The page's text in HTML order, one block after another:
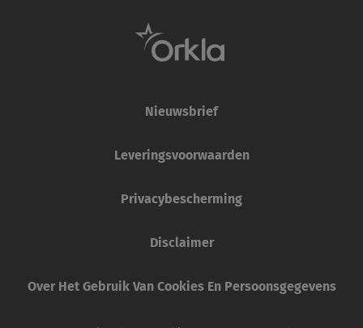
Nieuwsbrief
Leveringsvoorwaarden
Privacybescherming
Disclaimer
Over Het Gebruik Van Cookies En Persoonsgegevens